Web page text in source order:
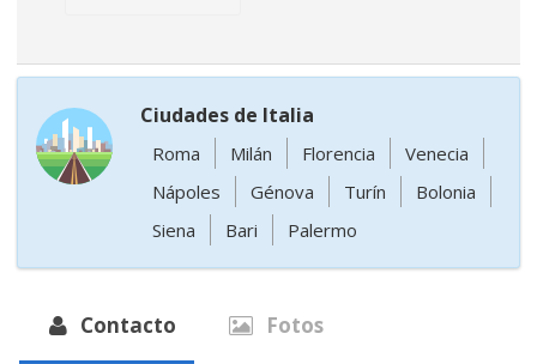
Ciudades de Italia
Roma Milán Florencia
Venecia
Nápoles
Génova Turín
Bolonia
Siena
Bari Palermo
Contacto Fotos